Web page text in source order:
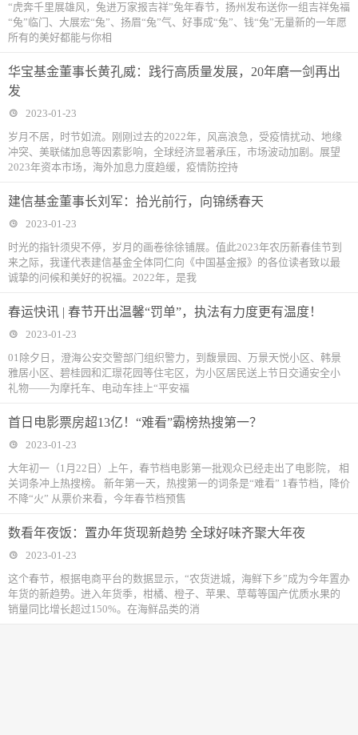
“虎奔千里展雄风，兔进万家报吉祥”兔年春节，扬州发布送你一组吉祥兔福
“兔”临门、大展宏“兔”、扬眉“兔”气、好事成“兔”、钱“兔”无量新的一年愿
所有的美好都能与你相
华宝基金董事长黄孔威：践行高质量发展，20年磨一剑再出
发
2023-01-23
岁月不居，时节如流。刚刚过去的2022年，风高浪急，受疫情扰动、地缘
冲突、美联储加息等因素影响，全球经济显著承压，市场波动加剧。展望
2023年资本市场，海外加息力度趋缓，疫情防控持
建信基金董事长刘军：拾光前行，向锦绣春天
2023-01-23
时光的指针须臾不停，岁月的画卷徐徐铺展。值此2023年农历新春佳节到
来之际，我谨代表建信基金全体同仁向《中国基金报》的各位读者致以最
诚挚的问候和美好的祝福。2022年，是我
春运快讯 | 春节开出温馨“罚单”，执法有力度更有温度！
2023-01-23
01除夕日，澄海公安交警部门组织警力，到馥景园、万景天悦小区、韩景
雅居小区、碧桂园和汇璟花园等住宅区，为小区居民送上节日交通安全小
礼物——为摩托车、电动车挂上“平安福
首日电影票房超13亿！“难看”霸榜热搜第一？
2023-01-23
大年初一（1月22日）上午，春节档电影第一批观众已经走出了电影院， 相
关词条冲上热搜榜。 新年第一天，热搜第一的词条是“难看” 1春节档，降价
不降“火” 从票价来看，今年春节档预售
数看年夜饭：置办年货现新趋势 全球好味齐聚大年夜
2023-01-23
这个春节，根据电商平台的数据显示，“农货进城，海鲜下乡”成为今年置办
年货的新趋势。进入年货季，柑橘、橙子、苹果、草莓等国产优质水果的
销量同比增长超过150%。在海鲜品类的消